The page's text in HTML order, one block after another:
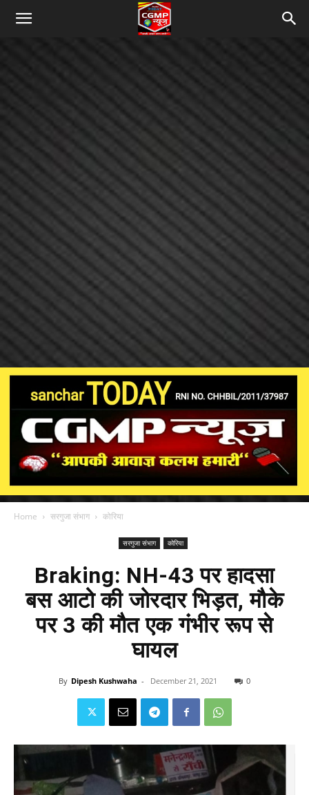
Home सरगुजा संभाग कोरिया
सरगुजा संभाग कोरिया
Braking: NH-43 पर हादसा
बस आटो की जोरदार भिड़त, मौके
पर 3 की मौत एक गंभीर रूप से
घायल
By Dipesh Kushwaha - December 21, 2021 0